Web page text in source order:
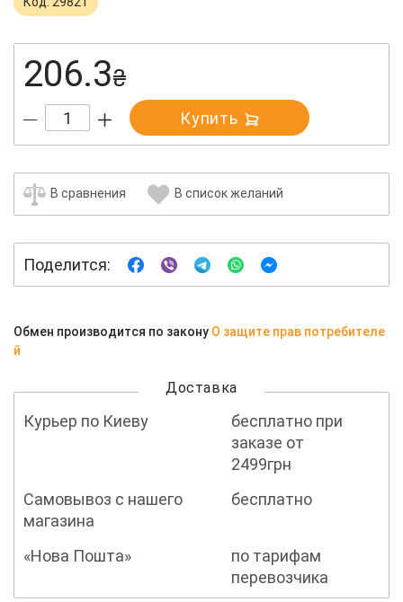
206.3₴
Купить
В сравнения В список желаний
Поделится:
Обмен производится по закону О защите прав потребителе
й
Доставка
Курьер по Киеву
бесплатно при
заказе от
2499грн
Самовывоз с нашего
магазина
бесплатно
«Нова Пошта»
по тарифам
перевозчика